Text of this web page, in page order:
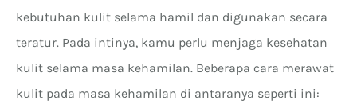
kebutuhan kulit selama hamil dan digunakan secara
teratur. Pada intinya, kamu perlu menjaga kesehatan
kulit selama masa kehamilan. Beberapa cara merawat
kulit pada masa kehamilan di antaranya seperti ini: